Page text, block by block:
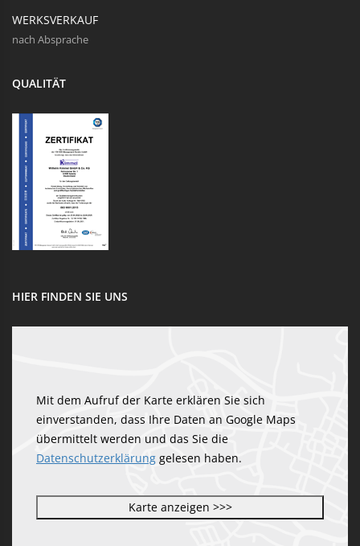
WERKSVERKAUF
nach Absprache
QUALITÄT
HIER FINDEN SIE UNS
Mit dem Aufruf der Karte erklären Sie sich
einverstanden, dass Ihre Daten an Google Maps
übermittelt werden und das Sie die
Datenschutzerklärung gelesen haben.